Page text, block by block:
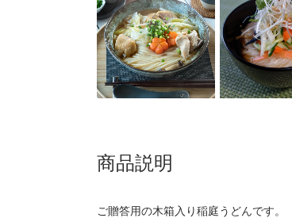
商品説明
ご贈答用の木箱入り稲庭うどんです。